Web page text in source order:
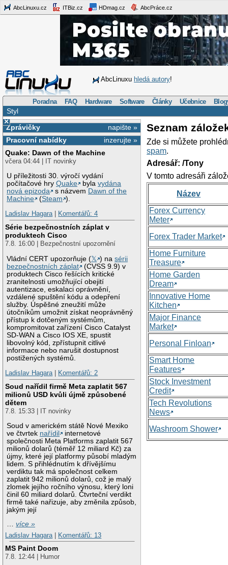
AbcLinuxu.cz ITBiz.cz HDmag.cz AbcPráce.cz
AbcLinuxu hledá autory!
Poradna FAQ Hardware Software Články Učebnice
Styl
×
napište »
Zprávičky
inzerujte »
Pracovní nabídky
Quake: Dawn of the Machine
včera 04:44 | IT novinky
U příležitosti 30. výročí vydání
počítačové hryQuake bylavydána
nová epizoda
s názvem Dawn of the
Machine
(Steam ).
Ladislav Hagara| Komentářů: 4
Série bezpečnostních záplat v
produktech Cisco
7.8. 16:00 | Bezpečnostní upozornění
Vládní CERT upozorňuje (𝕏 ) nasérii
bezpečnostních záplat
(CVSS 9.9) v
produktech Cisco řešících kritické
zranitelnosti umožňující obejití
autentizace, eskalaci oprávnění,
vzdálené spuštění kódu a odepření
služby. Úspěšné zneužití může
útočníkům umožnit získat neoprávněný
přístup k dotčeným systémům,
kompromitovat zařízení Cisco Catalyst
SD-WAN a Cisco IOS XE, spustit
libovolný kód, zpřístupnit citlivé
informace nebo narušit dostupnost
postižených systémů.
Ladislav Hagara| Komentářů: 2
Soud nařídil firmě Meta zaplatit 567
milionů USD kvůli újmě způsobené
dětem
7.8. 15:33 | IT novinky
Soud v americkém státě Nové Mexiko
ve čtvrtek nařídil
internetové
společnosti Meta Platforms zaplatit 567
milionů dolarů (téměř 12 miliard Kč) za
újmy, které její platformy působí mladým
lidem. S přihlédnutím k dřívějšímu
verdiktu tak má společnost celkem
zaplatit 942 milionů dolarů, což je malý
zlomek jejího ročního výnosu, který loni
činil 60 miliard dolarů. Čtvrteční verdikt
firmě také nařizuje, aby změnila způsob,
jakým její
…více »
Ladislav Hagara
Komentářů: 13
MS Paint Doom
7.8. 12:44 | Humor
Seznam
Zde si můžete
spam.
Adresář: /Tony
V tomto adresáři
Název
Forex Currency
Meter
Forex Trader Market
Home Furniture
Treasure
Home Garden
Dream
Innovative Home
Kitchen
Major Finance
Market
Personal Finloan
Smart Home
Features
Stock Investment
Credit
Tech Revolutions
News
Washroom Shower